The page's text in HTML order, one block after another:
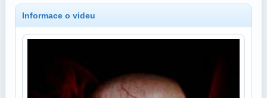
Informace o videu